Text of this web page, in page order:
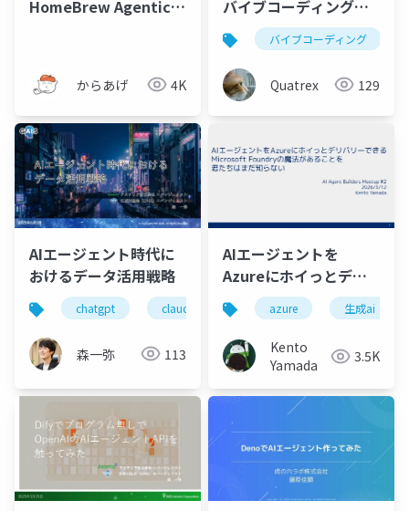
HomeBrew AgenticAI
からあげ 4K
バイブコーディング・
生成AIアプリ制作
バイブコーディング
Quatrex 129
AIエージェント時代に
おけるデータ活用戦略
chatgpt claude gemini perplexity
森一弥 113
AIエージェントを
Azureにホイっとデリ
バリーできる
Microsoft Foundryの
魔法があることを君た
ちはまだ知らない
azure 生成ai
Kento
Yamada
3.5K